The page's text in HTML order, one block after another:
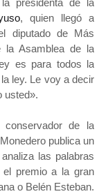
presidenta de la
, quien llegó a
diputado de Más
la Asamblea de la
es para todos la
ley. Le voy a decir
usted».
de la
publica un
las palabras
premio a la gran
o Belén Esteban.